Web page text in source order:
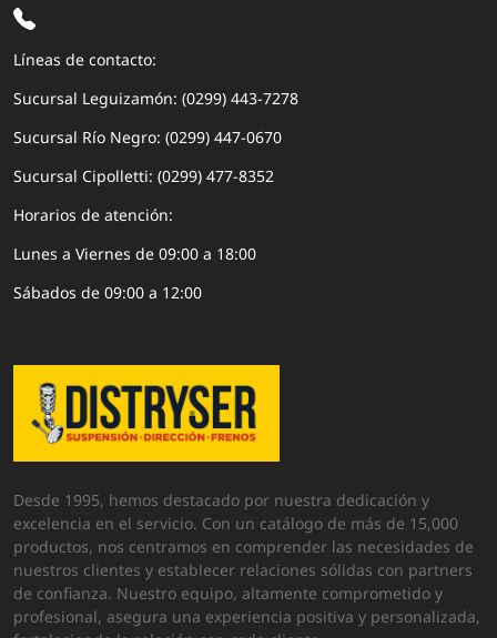
Líneas de contacto:
Sucursal Leguizamón: (0299) 443-7278
Sucursal Río Negro: (0299) 447-0670
Sucursal Cipolletti: (0299) 477-8352
Horarios de atención:
Lunes a Viernes de 09:00 a 18:00
Sábados de 09:00 a 12:00
Desde 1995, hemos destacado por nuestra dedicación y
excelencia en el servicio. Con un catálogo de más de 15,000
productos, nos centramos en comprender las necesidades de
nuestros clientes y establecer relaciones sólidas con partners
de confianza. Nuestro equipo, altamente comprometido y
profesional, asegura una experiencia positiva y personalizada,